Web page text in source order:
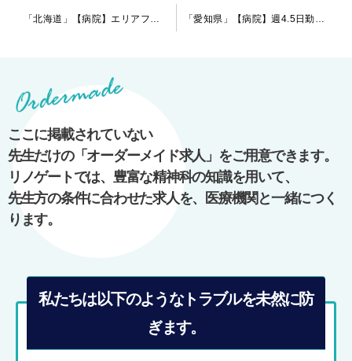
ゲ
シ
ョ
ン
「北海道」【病院】エリアフリーの先生、一線を退かれた先生にイチオシの病院です。給与も県相場より高い好条件での提示となります。 「愛知県」【病院】週4.5日勤務からの慢性期病院です。中心地からのアクセス環境◎
ここに掲載されていない
先生だけの「オーダーメイド求人」をご用意できます。
リノゲートでは、豊富な精神科の知識を用いて、
先生方の条件に合わせた求人を、医療機関と一緒につく
ります。
私たちは以下のようなトラブルを未然に防
ぎます。